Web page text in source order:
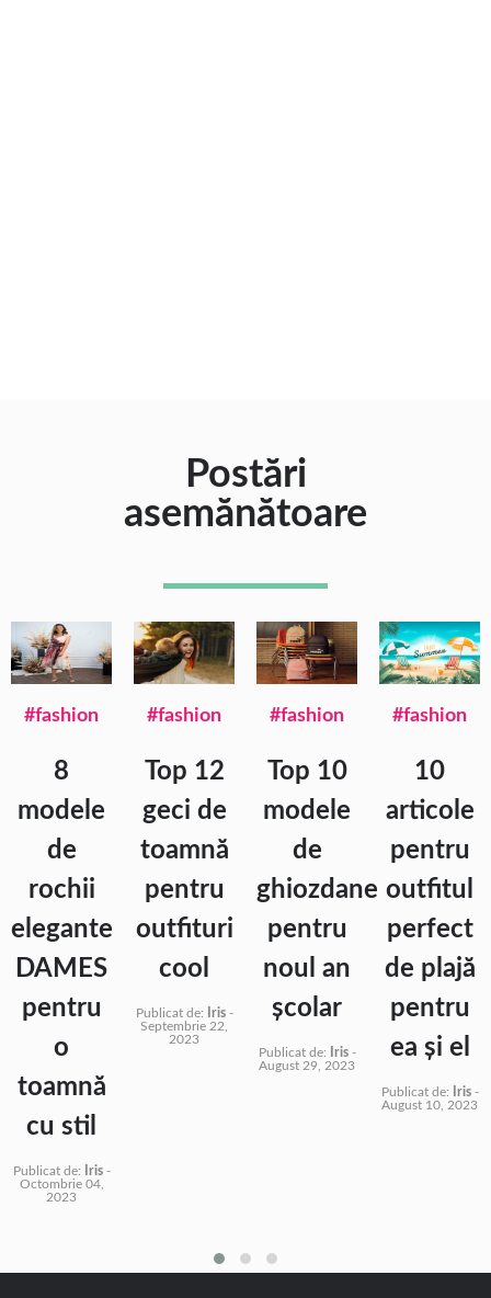
Postări
asemănătoare
#fashion
8
modele
de
rochii
elegante
DAMES
pentru
o
toamnă
cu stil
Publicat de: Iris-
Octombrie 04,
2023
#fashion
Top 12
geci de
toamnă
pentru
outfituri
cool
Publicat de: Iris-
Septembrie 22,
2023
#fashion
Top 10
modele
de
ghiozdane
pentru
noul an
școlar
Publicat de: Iris-
August 29, 2023
#fashion
10
articole
pentru
outfitul
perfect
de plajă
pentru
ea și el
Publicat de: Iris-
August 10, 2023